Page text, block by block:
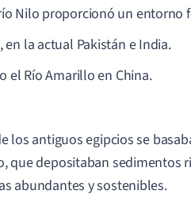
Nilo proporcionó un entorno
la actual Pakistán e India.
el Río Amarillo en China.
los antiguos egipcios se
que depositaban sedimentos
abundantes y sostenibles.